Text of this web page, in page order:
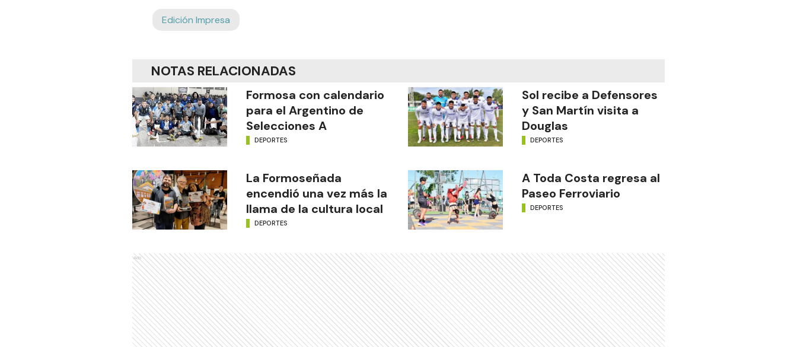
Edición Impresa
NOTAS RELACIONADAS
Formosa con calendario
para el Argentino de
Selecciones A
DEPORTES
Sol recibe a Defensores
y San Martín visita a
Douglas
DEPORTES
La Formoseñada
encendió una vez más la
llama de la cultura local
DEPORTES
A Toda Costa regresa al
Paseo Ferroviario
DEPORTES
Ads